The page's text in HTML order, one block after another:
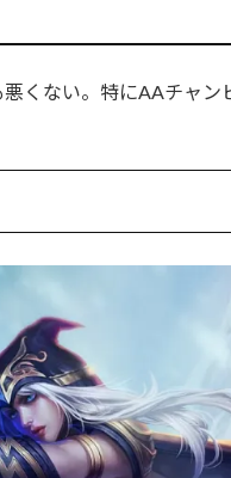
くない。特にAAチャン